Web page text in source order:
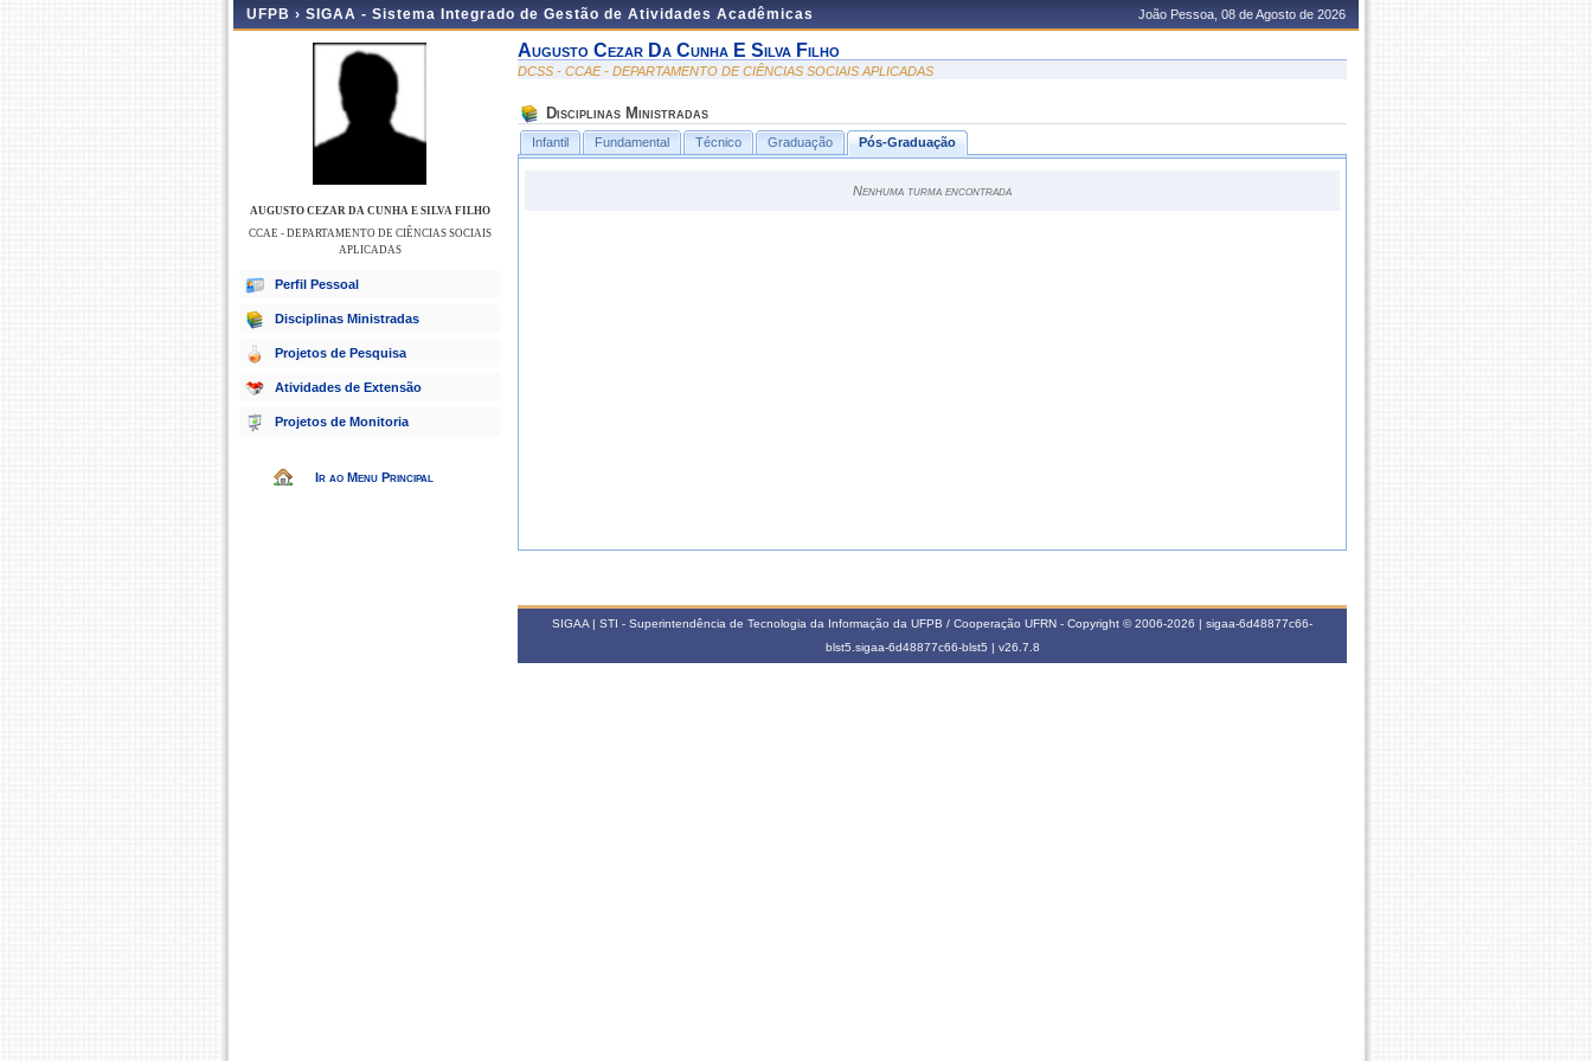
UFPB › SIGAA - Sistema Integrado de Gestão de Atividades Acadêmicas João Pessoa, 08 de Agosto de 2026
AUGUSTO CEZAR DA CUNHA E SILVA FILHO
CCAE - DEPARTAMENTO DE CIÊNCIAS SOCIAIS
APLICADAS
Perfil Pessoal
Disciplinas Ministradas
Projetos de Pesquisa
Atividades de Extensão
Projetos de Monitoria
Ir ao Menu Principal
Augusto Cezar Da Cunha E Silva Filho
DCSS - CCAE - DEPARTAMENTO DE CIÊNCIAS SOCIAIS APLICADAS
Disciplinas Ministradas
Infantil Fundamental Técnico Graduação Pós-Graduação
Nenhuma turma encontrada
SIGAA | STI - Superintendência de Tecnologia da Informação da UFPB / Cooperação UFRN - Copyright © 2006-2026 | sigaa-6d48877c66-
blst5.sigaa-6d48877c66-blst5 | v26.7.8